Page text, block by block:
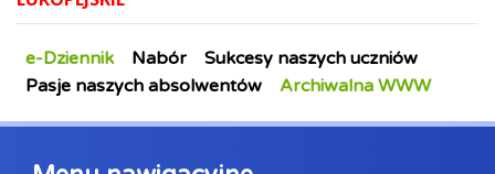
e-Dziennik Nabór
Sukcesy naszych uczniów
Pasje naszych absolwentów
Archiwalna WWW